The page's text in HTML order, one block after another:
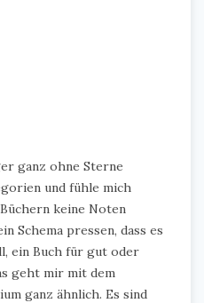
ganz ohne Sterne
und fühle mich
keine Noten
Schema pressen, dass es
ein Buch für gut oder
geht mir mit dem
ganz ähnlich. Es sind